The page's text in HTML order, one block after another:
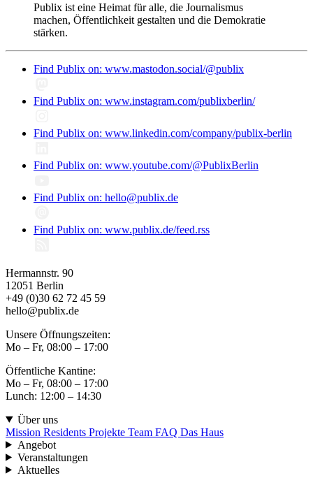
Publix ist eine Heimat für alle, die Journalismus
machen, Öffentlichkeit gestalten und die Demokratie
stärken.
Find Publix on: www.mastodon.social/@publix
Find Publix on: www.instagram.com/publixberlin/
Find Publix on: www.linkedin.com/company/publix-berlin
Find Publix on: www.youtube.com/@PublixBerlin
Find Publix on: hello@publix.de
Find Publix on: www.publix.de/feed.rss
Hermannstr. 90
12051 Berlin
+49 (0)30 62 72 45 59
hello@publix.de
Unsere Öffnungszeiten:
Mo – Fr, 08:00 – 17:00
Öffentliche Kantine:
Mo – Fr, 08:00 – 17:00
Lunch: 12:00 – 14:30
Über uns
Mission Residents Projekte Team FAQ Das Haus
Angebot
Veranstaltungen
Aktuelles